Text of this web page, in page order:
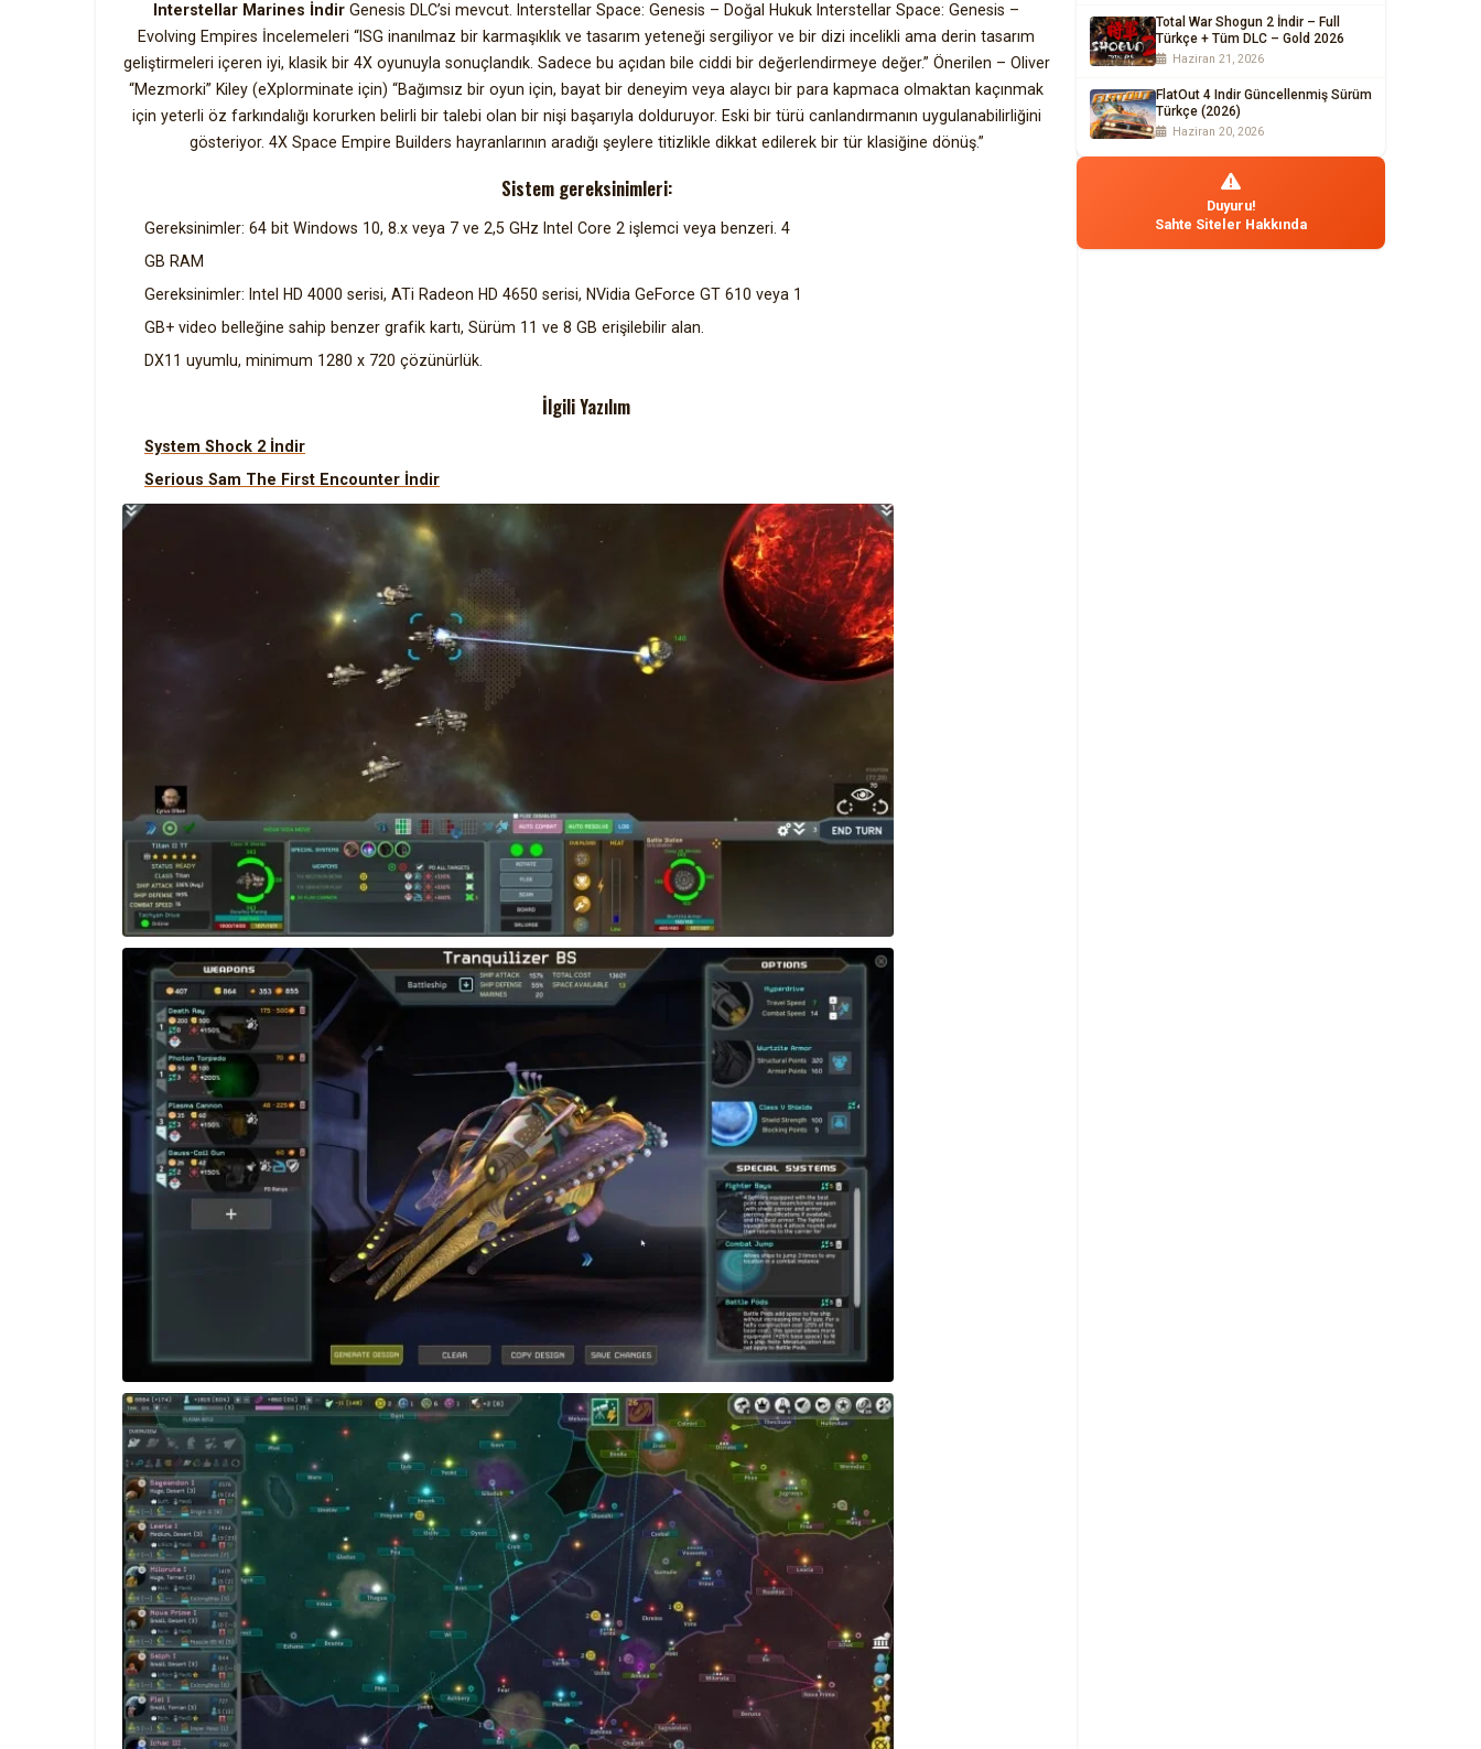
Interstellar Marines İndir Genesis DLC’si mevcut. Interstellar Space: Genesis – Doğal Hukuk Interstellar Space: Genesis –
Evolving Empires İncelemeleri “ISG inanılmaz bir karmaşıklık ve tasarım yeteneği sergiliyor ve bir dizi incelikli ama derin tasarım
geliştirmeleri içeren iyi, klasik bir 4X oyunuyla sonuçlandık. Sadece bu açıdan bile ciddi bir değerlendirmeye değer.” Önerilen – Oliver
“Mezmorki” Kiley (eXplorminate için) “Bağımsız bir oyun için, bayat bir deneyim veya alaycı bir para kapmaca olmaktan kaçınmak
için yeterli öz farkındalığı korurken belirli bir talebi olan bir nişi başarıyla dolduruyor. Eski bir türü canlandırmanın uygulanabilirliğini
gösteriyor. 4X Space Empire Builders hayranlarının aradığı şeylere titizlikle dikkat edilerek bir tür klasiğine dönüş.”
Sistem gereksinimleri:
Gereksinimler: 64 bit Windows 10, 8.x veya 7 ve 2,5 GHz Intel Core 2 işlemci veya benzeri. 4
GB RAM
Gereksinimler: Intel HD 4000 serisi, ATi Radeon HD 4650 serisi, NVidia GeForce GT 610 veya 1
GB+ video belleğine sahip benzer grafik kartı, Sürüm 11 ve 8 GB erişilebilir alan.
DX11 uyumlu, minimum 1280 x 720 çözünürlük.
İlgili Yazılım
System Shock 2 İndir
Serious Sam The First Encounter İndir
Total War Shogun 2 İndir – Full
Türkçe + Tüm DLC – Gold 2026
Haziran 21, 2026
FlatOut 4 Indir Güncellenmiş Sürüm
Türkçe (2026)
Haziran 20, 2026
Duyuru!
Sahte Siteler Hakkında